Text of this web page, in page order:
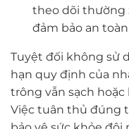
theo dõi thường
đảm bảo an
Tuyệt đối không sử
hạn quy định của
trông vẫn sạch
Việc tuân thủ đúng